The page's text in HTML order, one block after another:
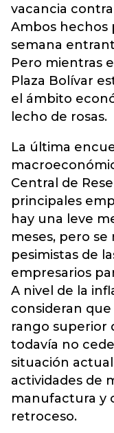
vacancia
Ambos hechos
semana
Pero mientras
Plaza Bolívar
el ámbito
lecho de rosas.
La última
Central de
principales
hay una leve
meses, pero
pesimistas de
empresarios
A nivel de la
consideran
rango superior
todavía no
situación
actividades de
manufactura y
retroceso.